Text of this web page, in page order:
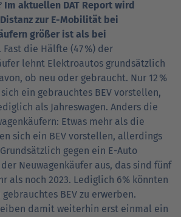
Im aktuellen DAT Report wird
zur E-Mobilität bei
größer ist als bei
. Fast die Hälfte (47 %) der
lehnt Elektroautos grundsätzlich
ob neu oder gebraucht. Nur 12 %
ein gebrauchtes BEV vorstellen,
als Jahreswagen. Anders die
Etwas mehr als die
sich ein BEV vorstellen, allerdings
gegen ein E-Auto
Neuwagenkäufer aus, das sind fünf
als noch 2023. Lediglich 6% könnten
BEV zu erwerben.
damit weiterhin erst einmal ein